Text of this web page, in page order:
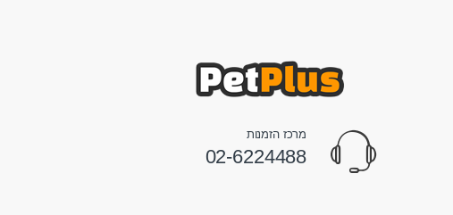
מרכז הזמנות
02-6224488